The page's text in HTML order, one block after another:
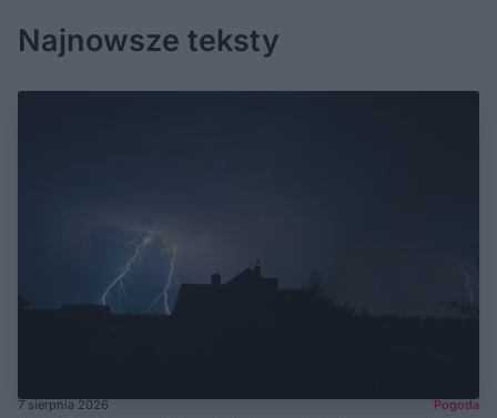
Najnowsze teksty
7 sierpnia 2026 Pogoda